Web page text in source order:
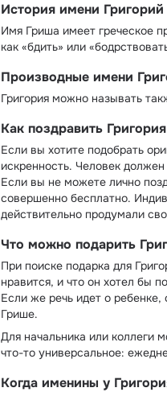
История имени Григорий
Имя Гриша имеет греческое
как «бдить» или
Производные имени
Григория можно называть
Как поздравить
Если вы хотите подобрать
искренность. Человек
Если вы не можете лично
совершенно бесплатно.
действительно продумали
Что можно подарить
При поиске подарка для
нравится, и что он хотел бы
Если же речь идет о
Грише.
Для начальника или коллеги
что-то универсальное:
Когда именины у